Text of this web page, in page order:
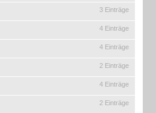
3 Einträge
4 Einträge
4 Einträge
2 Einträge
4 Einträge
2 Einträge